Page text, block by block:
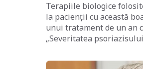
Terapiile biologice
la pacienții cu această
unui tratament de un an
„Severitatea